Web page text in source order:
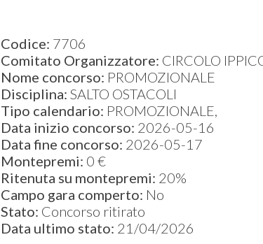
Codice: 7706
Comitato Organizzatore: CIRCOLO
Nome concorso: PROMOZIONALE
Disciplina: SALTO OSTACOLI
Tipo calendario: PROMOZIONALE,
Data inizio concorso: 2026-05-16
Data fine concorso: 2026-05-17
Montepremi: 0 €
Ritenuta su montepremi: 20%
Campo gara comperto: No
Stato: Concorso ritirato
Data ultimo stato: 21/04/2026